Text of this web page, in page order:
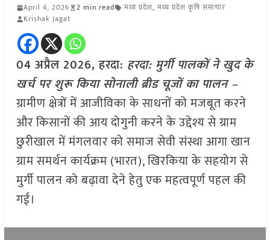
April 4, 2026 2 min read मध्य प्रदेश, मध्य प्रदेश कृषि समाचार
Krishak Jagat
04 अप्रैल 2026,हरदा: हरदा: मुर्गी पालकों ने खुद के
खर्च पर शुरू किया सोनाली ब्रीड चूजों का पालन –
ग्रामीण क्षेत्रों में आजीविका के साधनों को मजबूत करने
और किसानों की आय दोगुनी करने के उद्देश्य से ग्राम
छुरीखाल में मंगलवार को समाज सेवी संस्था आगा खान
ग्राम समर्थन कार्यक्रम (भारत), खिरकिया के सहयोग से
मुर्गी पालन को बढ़ावा देने हेतु एक महत्वपूर्ण पहल की
गई।